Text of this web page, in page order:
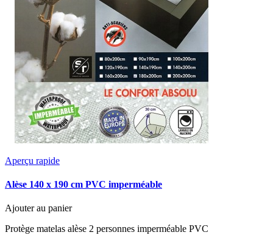
Aperçu rapide
Alèse 140 x 190 cm PVC imperméable
Ajouter au panier
Protège matelas alèse 2 personnes imperméable PVC